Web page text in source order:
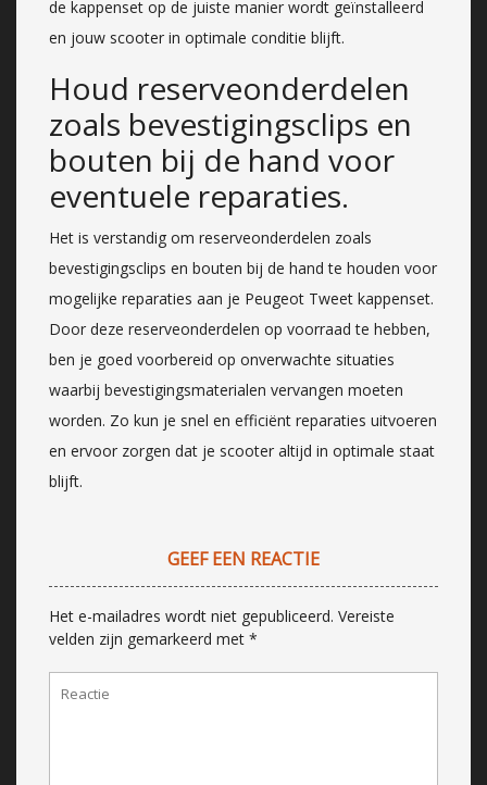
de kappenset op de juiste manier wordt geïnstalleerd
en jouw scooter in optimale conditie blijft.
Houd reserveonderdelen
zoals bevestigingsclips en
bouten bij de hand voor
eventuele reparaties.
Het is verstandig om reserveonderdelen zoals
bevestigingsclips en bouten bij de hand te houden voor
mogelijke reparaties aan je Peugeot Tweet kappenset.
Door deze reserveonderdelen op voorraad te hebben,
ben je goed voorbereid op onverwachte situaties
waarbij bevestigingsmaterialen vervangen moeten
worden. Zo kun je snel en efficiënt reparaties uitvoeren
en ervoor zorgen dat je scooter altijd in optimale staat
blijft.
GEEF EEN REACTIE
Het e-mailadres wordt niet gepubliceerd. Vereiste
velden zijn gemarkeerd met *